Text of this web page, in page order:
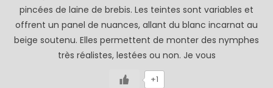
pincées de laine de brebis. Les teintes sont variables et
offrent un panel de nuances, allant du blanc incarnat au
beige soutenu. Elles permettent de monter des nymphes
très réalistes, lestées ou non. Je vous
+1